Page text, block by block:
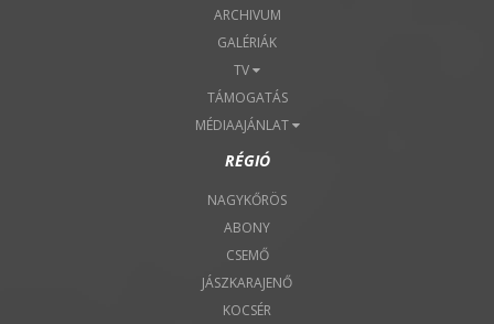
ARCHIVUM
GALÉRIÁK
TV
TÁMOGATÁS
MÉDIAAJÁNLAT
RÉGIÓ
NAGYKŐRÖS
ABONY
CSEMŐ
JÁSZKARAJENŐ
KOCSÉR